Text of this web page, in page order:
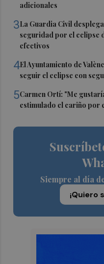
adicionales
3La Guardia Civil
seguridad por el eclipse
efectivos
4El Ayuntamiento de
seguir el eclipse con
5Carmen Ortí: "Me
estimulado el cariño por
Siempre al día
¡Quiero